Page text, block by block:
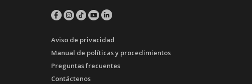
Aviso de privacidad
Manual de políticas y procedimientos
Preguntas frecuentes
Contáctenos